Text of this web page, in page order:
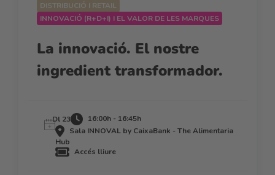
DISTRIBUCIÓ I RETAIL
INNOVACIÓ (R+D+I) I EL VALOR DE LES MARQUES
La innovació. El nostre
ingredient transformador.
Dl 23
16:00h - 16:45h
Sala INNOVAL by CaixaBank - The Alimentaria
Hub
Accés lliure